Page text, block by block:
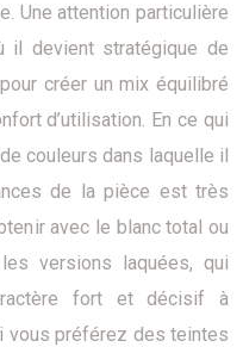
Une attention particulière
il devient stratégique de
créer un mix équilibré
d’utilisation. En ce qui
couleurs dans laquelle il
de la pièce est très
avec le blanc total ou
versions laquées, qui
fort et décisif à
vous préférez des teintes